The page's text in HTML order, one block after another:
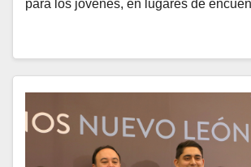
para los jóvenes, en lugares de